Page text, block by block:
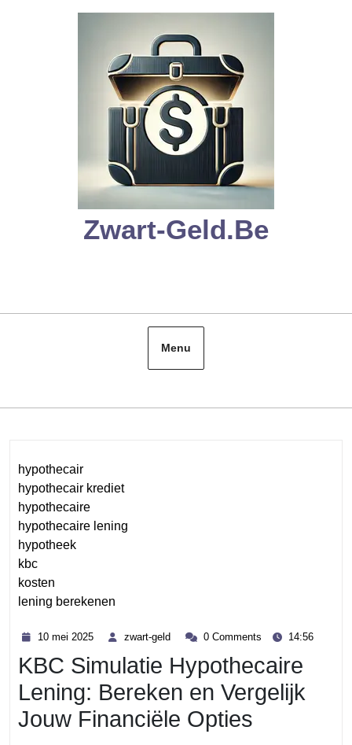
Zwart-Geld.be
Menu
hypothecair
hypothecair krediet
hypothecaire
hypothecaire lening
hypotheek
kbc
kosten
lening berekenen
10 mei 2025
2025
zwart-geld
zwart- 0 Comments 14:56
KBC Simulatie Hypothecaire
Lening: Bereken en Vergelijk
Jouw Financiële Opties